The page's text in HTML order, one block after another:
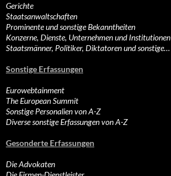
Gerichte
Staatsanwaltschaften
Prominente und sonstige Bekanntheiten
Konzerne, Dienste, Unternehmen und Institutionen
Staatsmänner, Politiker, Diktatoren und sonstige…
Sonstige Erfassungen
Eurowebtainment
The European Summit
Sonstige Personalien von A-Z
Diverse sonstige Erfassungen von A-Z
Gesonderte Erfassungen
Die Advokaten